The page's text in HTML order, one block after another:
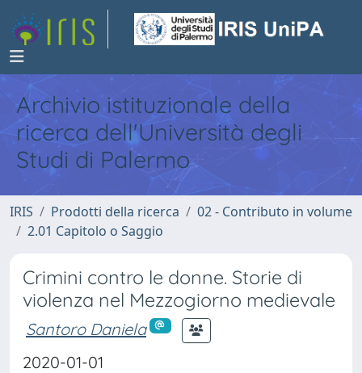
Archivio istituzionale della
ricerca dell'Università degli
Studi di Palermo
IRIS Prodotti della ricerca
02 - Contributo in volume
2.01 Capitolo o Saggio
Crimini contro le donne. Storie di
violenza nel Mezzogiorno medievale
Santoro Daniela
2020-01-01